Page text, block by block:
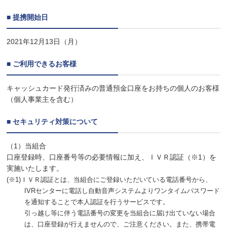
■ 提携開始日
2021年12月13日（月）
■ ご利用できるお客様
キャッシュカード発行済みの普通預金口座をお持ちの個人のお客様
（個人事業主を含む）
■ セキュリティ対策について
（1）当組合
口座登録時、口座番号等の必要情報に加え、ＩＶＲ認証（※1）を
実施いたします。
(※1)ＩＶＲ認証とは、当組合にご登録いただいている電話番号から、
IVRセンターに電話し自動音声システムよりワンタイムパスワード
を通知することで本人認証を行うサービスです。
引っ越し等に伴う電話番号の変更を当組合に届け出ていない場合
は、口座登録が行えませんので、ご注意ください。また、携帯電